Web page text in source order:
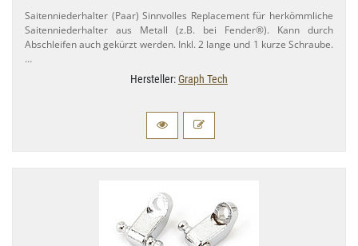
Saitenniederhalter (Paar) Sinnvolles Replacement für herkömmliche
Saitenniederhalter aus Metall (z.​B. bei Fender®). Kann durch
Abschleifen auch gekürzt werden. Inkl. 2 lange und 1 kurze Schraube.
…
Hersteller:Graph Tech